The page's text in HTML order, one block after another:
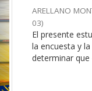
ARELLANO
03)
El presente
la encuesta y
determinar